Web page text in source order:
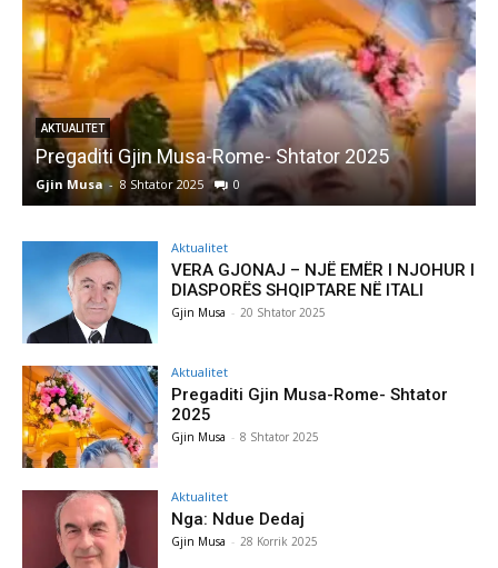
AKTUALITET
Nga: Ndue Dedaj
Gjin Musa - 28 Korrik 2025 0
Aktualitet
VERA GJONAJ – NJË EMËR I NJOHUR I
DIASPORËS SHQIPTARE NË ITALI
Gjin Musa - 20 Shtator 2025
Aktualitet
Pregaditi Gjin Musa-Rome- Shtator
2025
Gjin Musa - 8 Shtator 2025
Aktualitet
Nga: Ndue Dedaj
Gjin Musa - 28 Korrik 2025